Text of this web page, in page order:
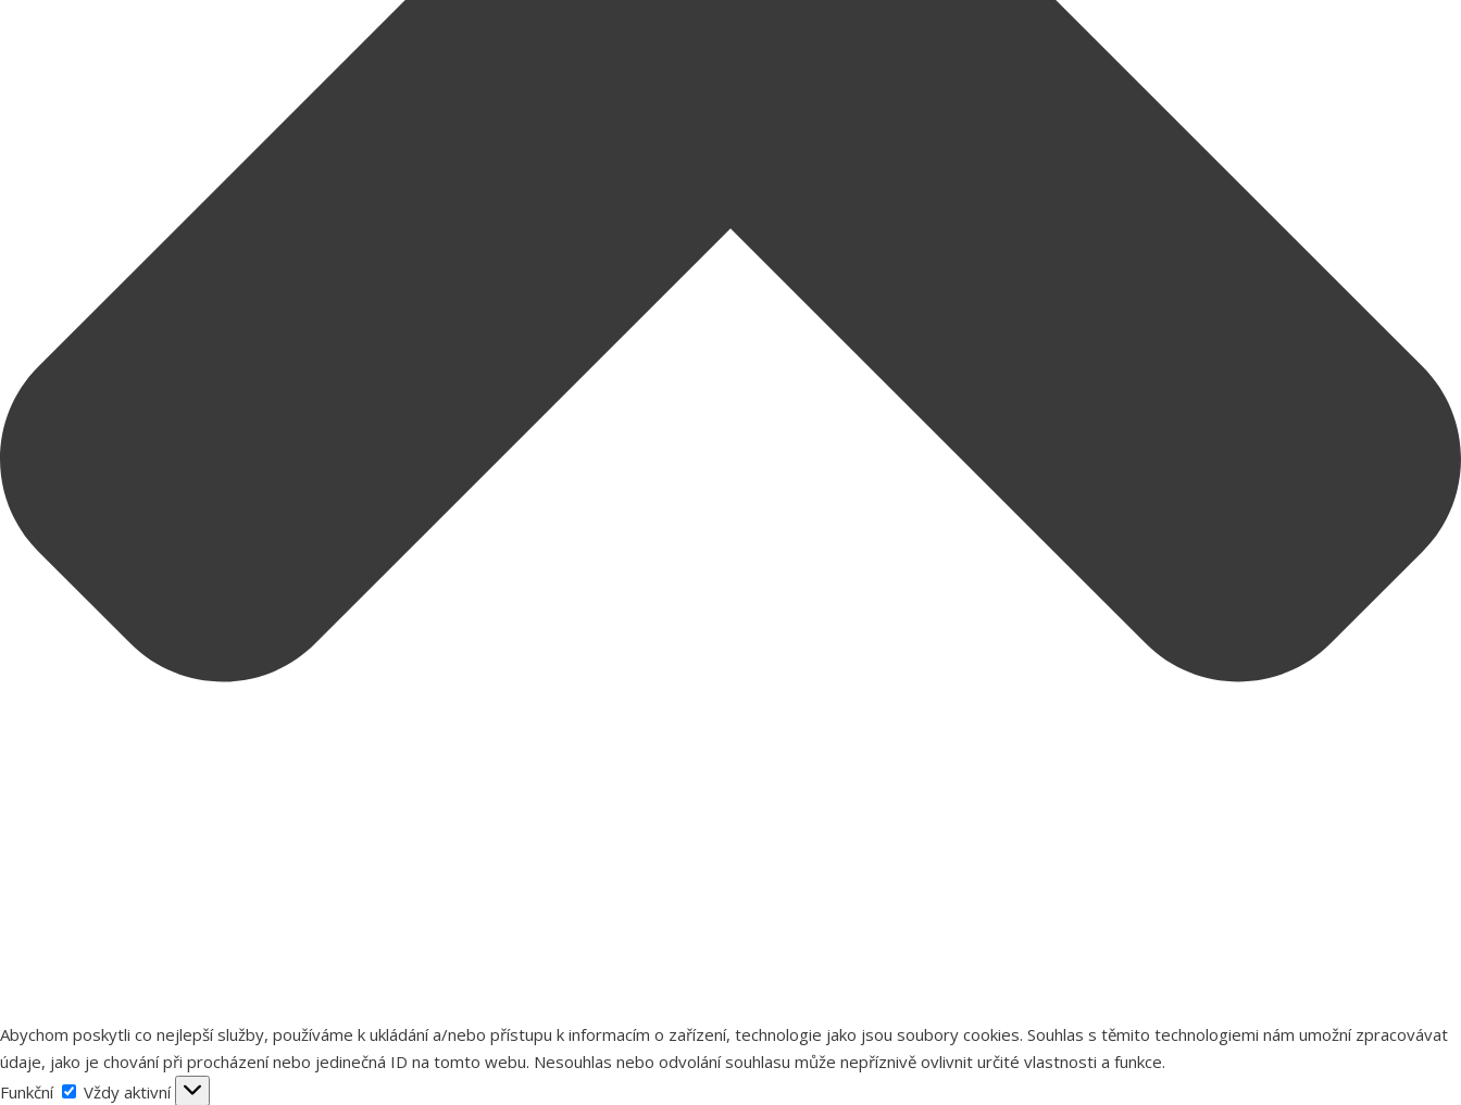
Abychom poskytli co nejlepší služby, používáme k ukládání a/nebo přístupu k informacím o zařízení, technologie jako jsou soubory cookies. Souhlas s těmito technologiemi nám umožní zpracovávat
údaje, jako je chování při procházení nebo jedinečná ID na tomto webu. Nesouhlas nebo odvolání souhlasu může nepříznivě ovlivnit určité vlastnosti a funkce.
Funkční
Funkční
Vždy aktivní